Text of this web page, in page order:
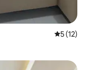
レビュー
5 (12)